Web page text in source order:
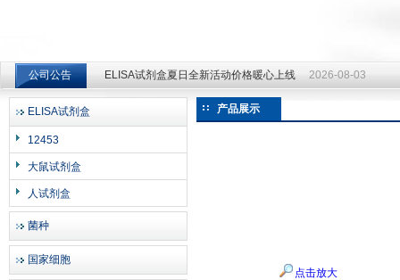
上海邦景实业有限公司
公司公告 ELISA试剂盒夏日全新活动价格暖心上线 2026-08-03
ELISA试剂盒夏日全新活动价格暖心上线
ELISA试剂盒
12453
大鼠试剂盒
人试剂盒
菌种
国家细胞
产品展示
点击放大